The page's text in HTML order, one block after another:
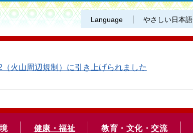
Language やさしい日本語
火山周辺規制）に引き上げられました
健康・福祉 教育・文化・交流